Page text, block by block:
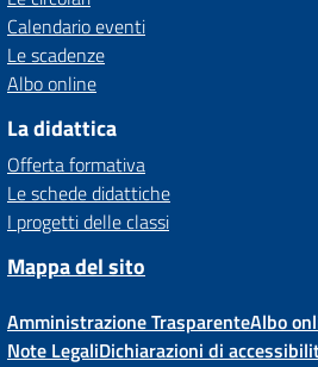
Calendario eventi
Le scadenze
Albo online
La didattica
Offerta formativa
Le schede didattiche
I progetti delle classi
Mappa del sito
Amministrazione TrasparenteAlbo
Note LegaliDichiarazioni di